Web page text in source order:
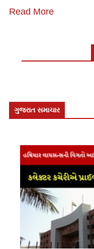
Read More
ગુજરાત સમાચાર